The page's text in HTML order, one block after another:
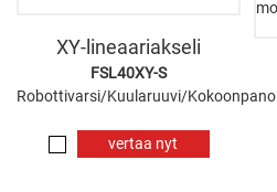
XY-lineaariakseli
FSL40XY-S
Robottivarsi/Kuularuuvi/Kokoonpano
vertaa nyt